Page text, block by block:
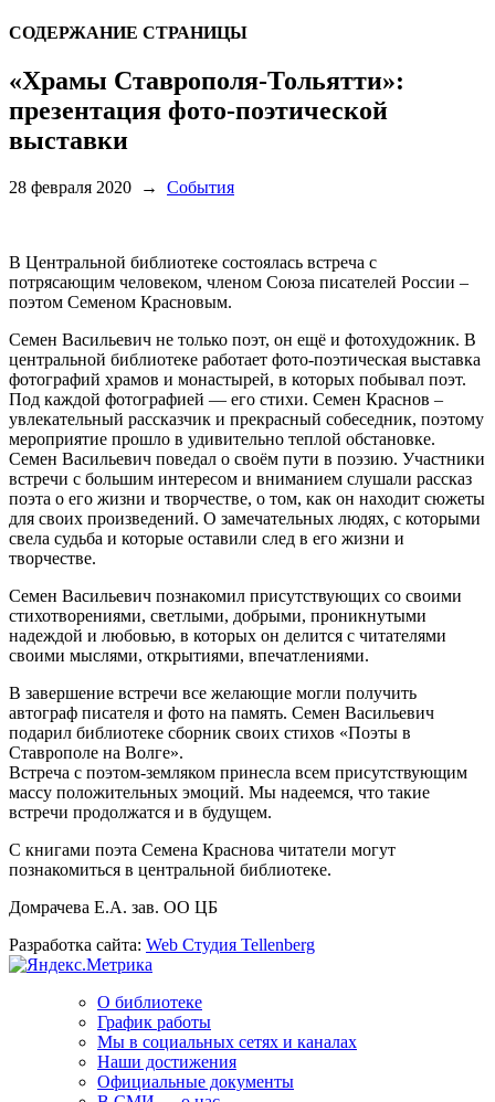
СОДЕРЖАНИЕ СТРАНИЦЫ
«Храмы Ставрополя-Тольятти»:
презентация фото-поэтической
выставки
28 февраля 2020 → События
В Центральной библиотеке состоялась встреча с
потрясающим человеком, членом Союза писателей России –
поэтом Семеном Красновым.
Семен Васильевич не только поэт, он ещё и фотохудожник. В
центральной библиотеке работает фото-поэтическая выставка
фотографий храмов и монастырей, в которых побывал поэт.
Под каждой фотографией — его стихи. Семен Краснов –
увлекательный рассказчик и прекрасный собеседник, поэтому
мероприятие прошло в удивительно теплой обстановке.
Семен Васильевич поведал о своём пути в поэзию. Участники
встречи с большим интересом и вниманием слушали рассказ
поэта о его жизни и творчестве, о том, как он находит сюжеты
для своих произведений. О замечательных людях, с которыми
свела судьба и которые оставили след в его жизни и
творчестве.
Семен Васильевич познакомил присутствующих со своими
стихотворениями, светлыми, добрыми, проникнутыми
надеждой и любовью, в которых он делится с читателями
своими мыслями, открытиями, впечатлениями.
В завершение встречи все желающие могли получить
автограф писателя и фото на память. Семен Васильевич
подарил библиотеке сборник своих стихов «Поэты в
Ставрополе на Волге».
Встреча с поэтом-земляком принесла всем присутствующим
массу положительных эмоций. Мы надеемся, что такие
встречи продолжатся и в будущем.
С книгами поэта Семена Краснова читатели могут
познакомиться в центральной библиотеке.
Домрачева Е.А. зав. ОО ЦБ
Разработка сайта: Web Студия Tellenberg
О библиотеке
График работы
Мы в социальных сетях и каналах
Наши достижения
Официальные документы